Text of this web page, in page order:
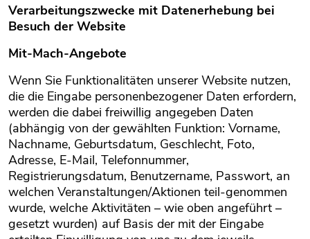
Verarbeitungszwecke mit Datenerhebung bei
Besuch der Website
Mit-Mach-Angebote
Wenn Sie Funktionalitäten unserer Website nutzen,
die die Eingabe personenbezogener Daten erfordern,
werden die dabei freiwillig angegeben Daten
(abhängig von der gewählten Funktion: Vorname,
Nachname, Geburtsdatum, Geschlecht, Foto,
Adresse, E-Mail, Telefonnummer,
Registrierungsdatum, Benutzername, Passwort, an
welchen Veranstaltungen/Aktionen teil-genommen
wurde, welche Aktivitäten – wie oben angeführt –
gesetzt wurden) auf Basis der mit der Eingabe